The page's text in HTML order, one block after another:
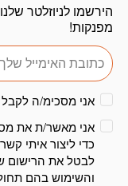
הירשמו לניוזלטר
מפנקות!
אני מסכימ/ה לקבל
אני מאשר/ת את
כדי ליצור איתי
לבטל את הרישום
והשימוש בהם